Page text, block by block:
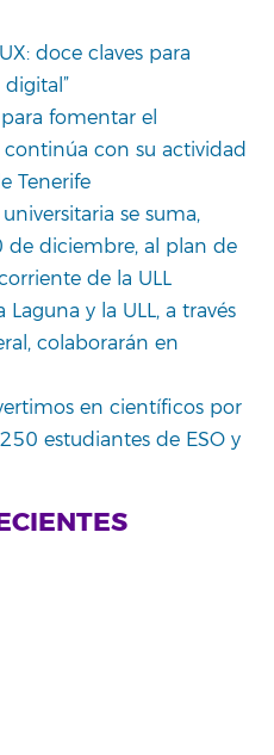
doce claves para
fomentar el
con su actividad
Tenerife
se suma,
de diciembre, al plan de
de la ULL
y la ULL, a través
colaborarán en
en científicos por
estudiantes de ESO y